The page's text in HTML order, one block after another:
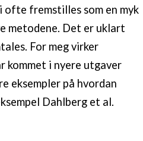
fremstilles som en myk
metodene. Det er uklart
For meg virker
kommet i nyere utgaver
eksempler på hvordan
Dahlberg et al.